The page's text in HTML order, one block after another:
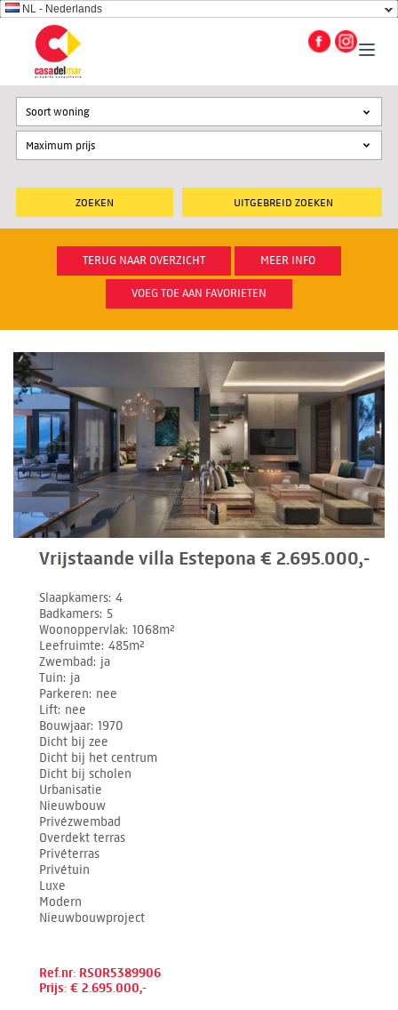
NL - Nederlands
UITGEBREID ZOEKEN
Soort woning
TERUG NAAR OVERZICHT MEER INFO
VOEG TOE AAN FAVORIETEN
Vrijstaande villa Estepona € 2.695.000,-
Slaapkamers 4
Badkamers 5
Woonoppervlak 1068m²
Leefruimte 485m²
Zwembad ja
Tuin ja
Parkeren nee
Lift nee
Bouwjaar 1970
Dicht bij zee
Dicht bij het centrum
Dicht bij scholen
Urbanisatie
Nieuwbouw
Privézwembad
Overdekt terras
Privéterras
Privétuin
Luxe
Modern
Nieuwbouwproject
Ref.nr: RSOR5389906
Prijs: € 2.695.000,-